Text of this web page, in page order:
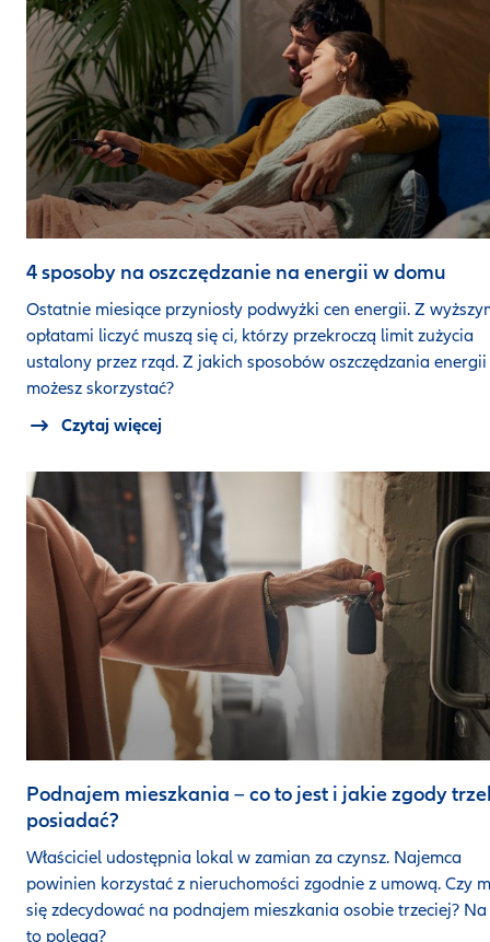
4 sposoby na oszczędzanie na energii w domu
Ostatnie miesiące przyniosły podwyżki cen energii. Z
opłatami liczyć muszą się ci, którzy przekroczą limit zużycia
ustalony przez rząd. Z jakich sposobów oszczędzania energii
możesz skorzystać?
Czytaj więcej
Podnajem mieszkania – co to jest i jakie zgody
posiadać?
Właściciel udostępnia lokal w zamian za czynsz. Najemca
powinien korzystać z nieruchomości zgodnie z umową. Czy
się zdecydować na podnajem mieszkania osobie trzeciej? Na
to polega?